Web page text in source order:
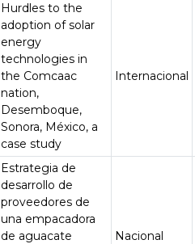
Hurdles to the
adoption of solar
energy
technologies in
the Comcaac
nation,
Desemboque,
Sonora, México, a
case study
Internacional
Estrategia de
desarrollo de
proveedores de
una empacadora
de aguacate
Nacional